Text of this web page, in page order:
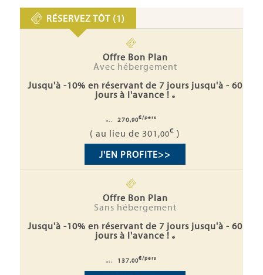
RÉSERVEZ TÔT (1)
Offre Bon Plan
Avec hébergement
Jusqu'à -10% en réservant de 7 jours jusqu'à - 60
jours à l'avance !
Dès 270,90€/pers
( au lieu de 301,00€ )
J'EN PROFITE>>
Offre Bon Plan
Sans hébergement
Jusqu'à -10% en réservant de 7 jours jusqu'à - 60
jours à l'avance !
Dès 137,00€/pers